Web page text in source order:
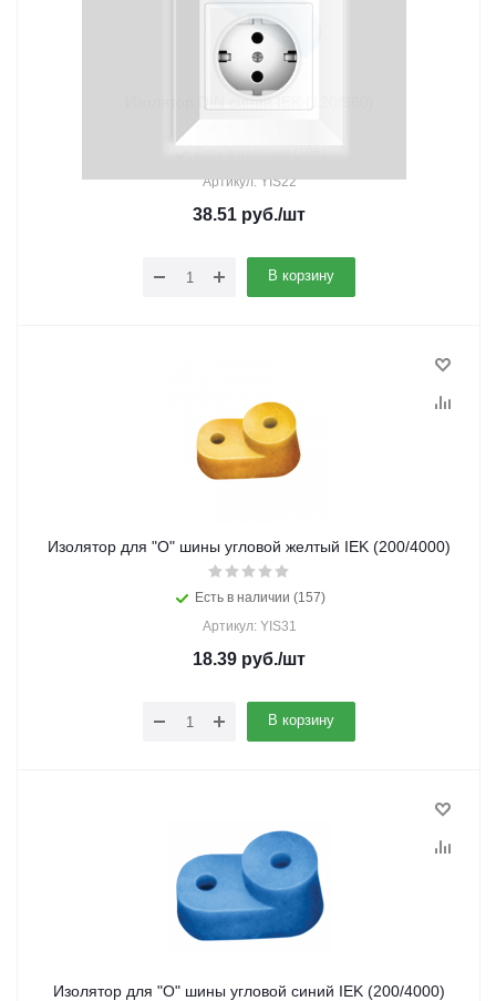
Артикул: YIS22
38.51 руб./шт
В корзину
Изолятор для "О" шины угловой желтый IEK (200/4000)
Есть в наличии (157)
Артикул: YIS31
18.39 руб./шт
В корзину
Изолятор для "О" шины угловой синий IEK (200/4000)